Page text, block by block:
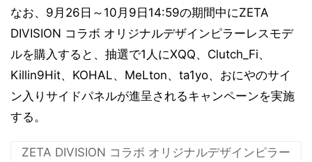
なお、9月26日～10月9日14:59の期間中にZETA
DIVISION コラボ オリジナルデザインピラーレスモデ
ルを購入すると、抽選で1人にXQQ、Clutch_Fi、
Killin9Hit、KOHAL、MeLton、ta1yo、おにやのサイ
ン入りサイドパネルが進呈されるキャンペーンを実施
する。
ZETA DIVISION コラボ オリジナルデザインピラー